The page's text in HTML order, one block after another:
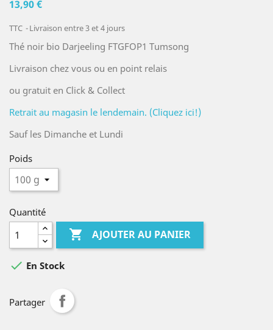
13,90 €
TTC Livraison entre 3 et 4 jours
Thé noir bio Darjeeling FTGFOP1 Tumsong
Livraison chez vous ou en point relais
ou gratuit en Click & Collect
Retrait au magasin le lendemain. (Cliquez ici!)
Sauf les Dimanche et Lundi
Poids
Quantité
 AJOUTER AU PANIER
 En Stock
Partager